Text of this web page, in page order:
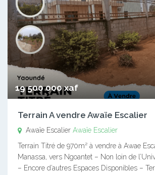
19 500 000 xaf
Terrain A vendre Awaïe Escalier
Awaïe Escalier Awaïe Escalier
Terrain Titré de 970m² à vendre à Awae
Manassa, vers Ngoantet – Non loin de
– Encore d’autres Espaces Disponibles –